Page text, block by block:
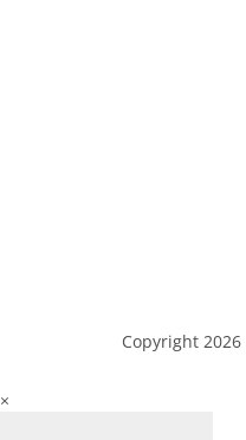
Copyright 2026
×